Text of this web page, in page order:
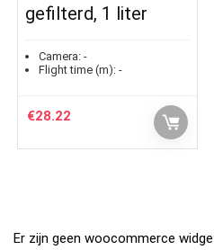
gefilterd, 1 liter
Camera: -
Flight time (m): -
€28.22
Er zijn geen woocommerce